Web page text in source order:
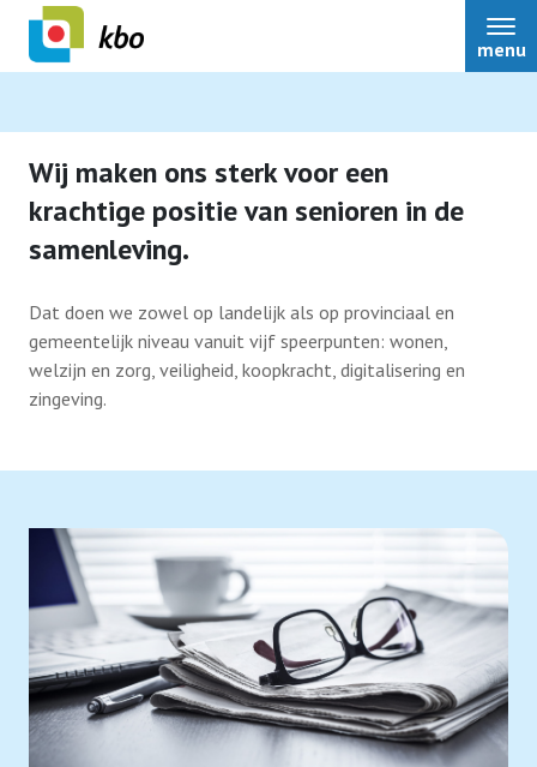
menu
Lid worden
Wij maken ons sterk voor een
krachtige positie van senioren in de
samenleving.
Dat doen we zowel op landelijk als op provinciaal en
gemeentelijk niveau vanuit vijf speerpunten: wonen,
welzijn en zorg, veiligheid, koopkracht, digitalisering en
zingeving.